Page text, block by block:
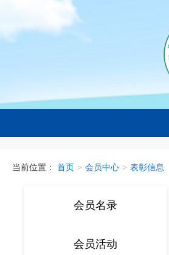
当前位置： 首页 > 会员中心 > 表彰信息
会员名录
会员活动